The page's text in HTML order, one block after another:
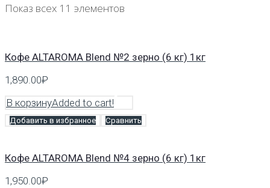
Показ всех 11 элементов
Кофе ALTAROMA Blend №2 зерно (6 кг) 1кг
1,890.00₽
В корзинуAdded to cart!
Добавить в избранное Сравнить
Кофе ALTAROMA Blend №4 зерно (6 кг) 1кг
1,950.00₽